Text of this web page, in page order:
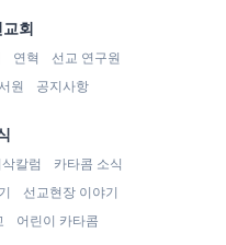
회
연혁
선교 연구원
원 공지사항
칼럼
카타콤 소식
선교현장 이야기
어린이 카타콤